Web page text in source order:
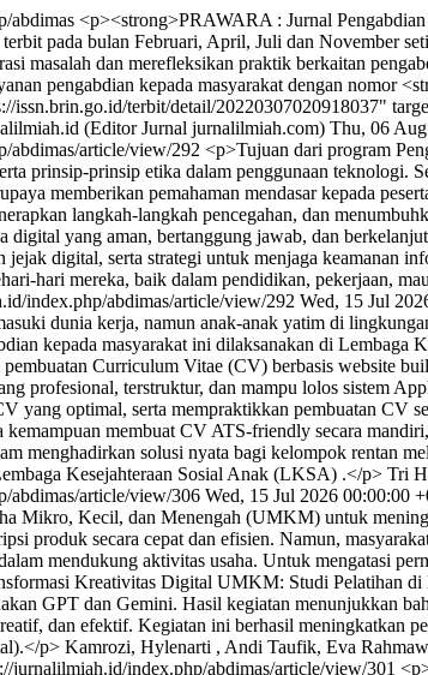
abdimas <p><strong>PRAWARA : Jurnal
pada bulan Februari, April, Juli dan November
masalah dan merefleksikan praktik berkaitan
pengabdian kepada masyarakat dengan
issn.brin.go.id/terbit/detail/20220307020918037"
(Editor Jurnal jurnalilmiah.com) Thu, 06
abdimas/article/view/292 <p>Tujuan dari program
prinsip-prinsip etika dalam penggunaan teknologi.
memberikan pemahaman mendasar kepada
langkah-langkah pencegahan, dan
digital yang aman, bertanggung jawab, dan
jejak digital, serta strategi untuk menjaga keamanan
hari mereka, baik dalam pendidikan, pekerjaan,
index.php/abdimas/article/view/292 Wed, 15 Jul
dunia kerja, namun anak-anak yatim di
kepada masyarakat ini dilaksanakan di
Curriculum Vitae (CV) berbasis website
profesional, terstruktur, dan mampu lolos sistem
yang optimal, serta mempraktikkan pembuatan CV
membuat CV ATS-friendly secara
menghadirkan solusi nyata bagi kelompok rentan
Kesejahteraan Sosial Anak (LKSA) .</p> Tri
abdimas/article/view/306 Wed, 15 Jul 2026 00:00:00
Mikro, Kecil, dan Menengah (UMKM) untuk
produk secara cepat dan efisien. Namun,
mendukung aktivitas usaha. Untuk mengatasi
Kreativitas Digital UMKM: Studi Pelatihan di
GPT dan Gemini. Hasil kegiatan menunjukkan
dan efektif. Kegiatan ini berhasil meningkatkan
p> Kamrozi, Hylenarti , Andi Taufik, Eva
jurnalilmiah.id/index.php/abdimas/article/view/301